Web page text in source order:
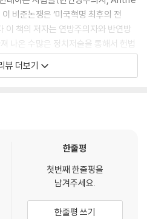
력의 적절한 한계 및 연방의 성격에 대
이었다.
비준논쟁은 ‘미국혁명 최후의 전
.이 책의 저자는 연방주의자와 반연방
나온 수많은 정치저술을 통해서 헌법
며, 헌법제정기의 정치사상은 무엇이
뷰 더보기
한줄평
첫번째 한줄평을
남겨주세요.
한줄평 쓰기